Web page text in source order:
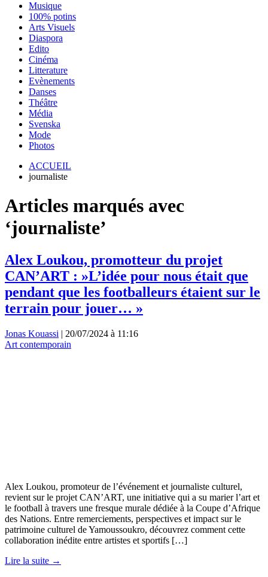
Musique
100% potins
Arts Visuels
Diaspora
Edito
Cinéma
Litterature
Evènements
Danses
Théâtre
Média
Svenska
Mode
Photos
ACCUEIL
journaliste
Articles marqués avec
‘journaliste’
Alex Loukou, promotteur du projet
CAN’ART : »L’idée pour nous était que
pendant que les footballeurs étaient sur le
terrain pour jouer… »
Jonas Kouassi | 20/07/2024 à 11:16
Art contemporain
Alex Loukou, promoteur de l’événement et journaliste culturel,
revient sur le projet CAN’ART, une initiative qui a su marier l’art et
le football à travers une fresque murale dédiée à la Coupe d’Afrique
des Nations. Entre remerciements, perspectives et impact sur le
patrimoine culturel de Yamoussoukro, découvrez comment cette
collaboration inédite entre artistes et sportifs […]
Lire la suite →